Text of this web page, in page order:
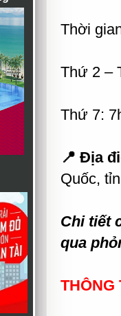
Thời
Thứ 2 –
Thứ 7:
📍 Địa
Quốc,
Chi tiết
qua
THÔNG